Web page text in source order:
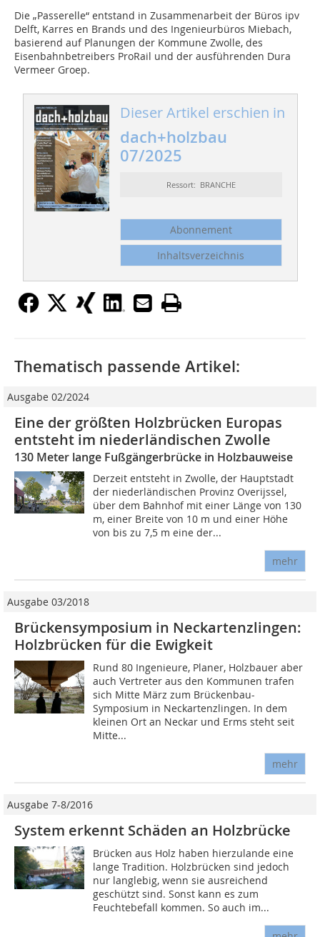
Die „Passerelle“ entstand in Zusammenarbeit der Büros ipv
Delft, Karres en Brands und des Ingenieurbüros Miebach,
basierend auf Planungen der Kommune Zwolle, des
Eisenbahnbetreibers ProRail und der ausführenden Dura
Vermeer Groep.
Dieser Artikel erschien in
dach+holzbau
07/2025
Ressort: BRANCHE
Abonnement
Inhaltsverzeichnis
Thematisch passende Artikel:
Ausgabe 02/2024
Eine der größten Holzbrücken Europas
entsteht im niederländischen Zwolle
130 Meter lange Fußgängerbrücke in Holzbauweise
Derzeit entsteht in Zwolle, der Hauptstadt
der niederländischen Provinz Overijssel,
über dem Bahnhof mit einer Länge von 130
m, einer Breite von 10 m und einer Höhe
von bis zu 7,5 m eine der...
mehr
Ausgabe 03/2018
Brückensymposium in Neckartenzlingen:
Holzbrücken für die Ewigkeit
Rund 80 Ingenieure, Planer, Holzbauer aber
auch Vertreter aus den Kommunen trafen
sich Mitte März zum Brückenbau-
Symposium in Neckartenzlingen. In dem
kleinen Ort an Neckar und Erms steht seit
Mitte...
mehr
Ausgabe 7-8/2016
System erkennt Schäden an Holzbrücke
Brücken aus Holz haben hierzulande eine
lange Tradition. Holzbrücken sind jedoch
nur langlebig, wenn sie ausreichend
geschützt sind. Sonst kann es zum
Feuchtebefall kommen. So auch im...